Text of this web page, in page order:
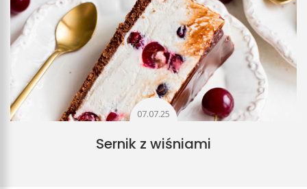
07.07.25
Sernik z wiśniami